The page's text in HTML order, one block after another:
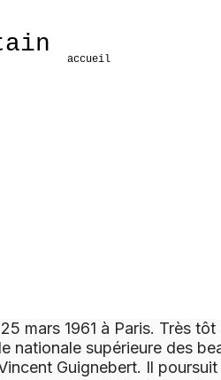
accueil
mars 1961 à Paris. Très
nationale supérieure des
Guignebert. Il